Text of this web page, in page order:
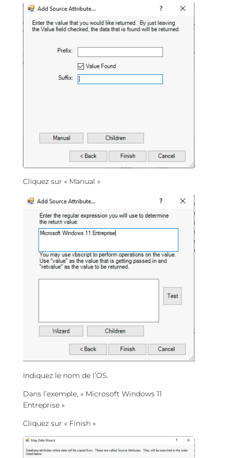
Cliquez sur « Manual »
Indiquez le nom de l’OS.
Dans l’exemple, « Microsoft Windows 11
Entreprise »
Cliquez sur « Finish »